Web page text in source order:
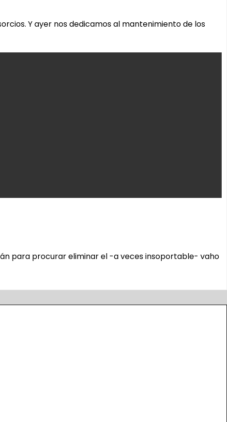
Y ayer nos dedicamos al mantenimiento de los
para procurar eliminar el -a veces insoportable- vaho